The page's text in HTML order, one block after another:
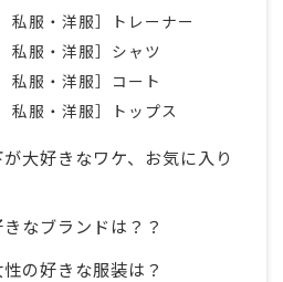
服・洋服］トレーナー
服・洋服］シャツ
服・洋服］コート
服・洋服］トップス
大好きなワケ、お気に入り
なブランドは？？
の好きな服装は？